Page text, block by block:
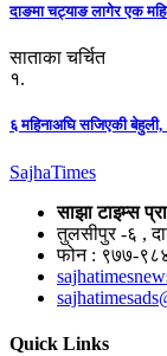
दाङमा चट्याङ लागेर एक
साताका चर्चित
१.
६ महिनाअघि सजिएकी
SajhaTimes
साझा टाइम्स
तुलसीपुर -६ ,
फोन : ९७७-
Quick Links